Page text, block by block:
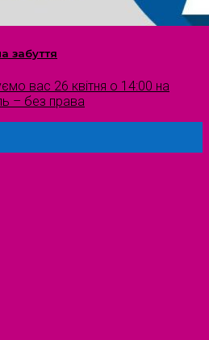
забуття
вас 26 квітня о 14:00 на
– без права